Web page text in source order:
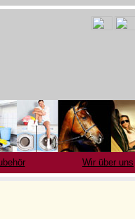
Wir über uns